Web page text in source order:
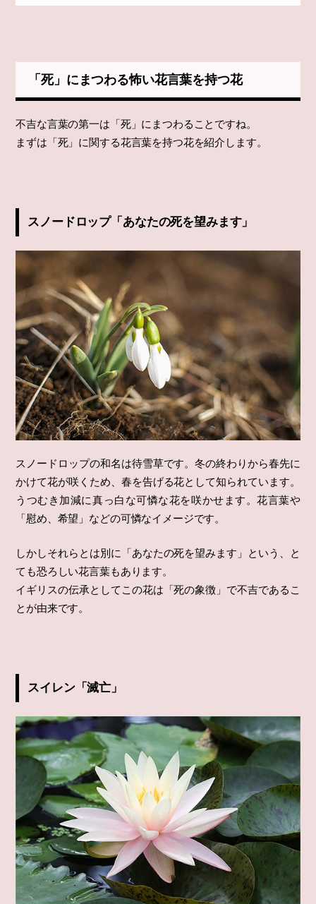
トリカブト「復讐」
「狂気」にまつわる怖い花言葉を持つ花
サフラン「過度を慎め」
テッセン「縛りつける」「甘い束縛」
アネモネ「見捨てられた」「はかない恋」「恋の苦
しみ」
黄色いカーネーション「軽蔑」
贈り物に不向きな花
キク
椿
ハイビスカス
アジサイ
ヒガンバナ
「死」にまつわる怖い花言葉を持つ花
不吉な言葉の第一は「死」にまつわることですね。
まずは「死」に関する花言葉を持つ花を紹介します。
スノードロップ「あなたの死を望みます」
スノードロップの和名は待雪草です。冬の終わりから春先に
かけて花が咲くため、春を告げる花として知られています。
うつむき加減に真っ白な可憐な花を咲かせます。花言葉や
「慰め、希望」などの可憐なイメージです。
しかしそれらとは別に「あなたの死を望みます」という、と
ても恐ろしい花言葉もあります。
イギリスの伝承としてこの花は「死の象徴」で不吉であるこ
とが由来です。
スイレン「滅亡」